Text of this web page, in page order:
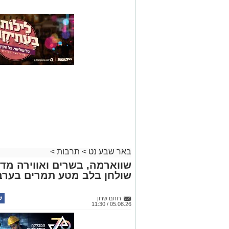
באר שבע נט > תרבות >
שווארמה, בשרים ואווירה
שולחן בלב מטע תמרים
רותם שרון
05.08.26 / 11:30